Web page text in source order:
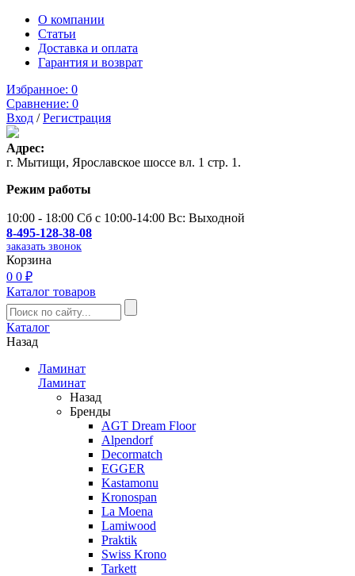
О компании
Статьи
Доставка и оплата
Гарантия и возврат
Избранное: 0
Сравнение: 0
Вход /Регистрация
Адрес:
г. Мытищи, Ярославское шоссе вл. 1 стр. 1.
Режим работы
10:00 - 18:00 Сб с 10:00-14:00 Вс: Выходной
8-495-128-38-08
заказать звонок
Корзина
0 0 ₽
Каталог товаров
Каталог
Назад
Ламинат
Ламинат
Назад
Бренды
AGT Dream Floor
Alpendorf
Decormatch
EGGER
Kastamonu
Kronospan
La Moena
Lamiwood
Praktik
Swiss Krono
Tarkett